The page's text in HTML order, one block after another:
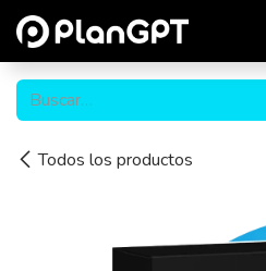
Ir al contenido
Todos los productos